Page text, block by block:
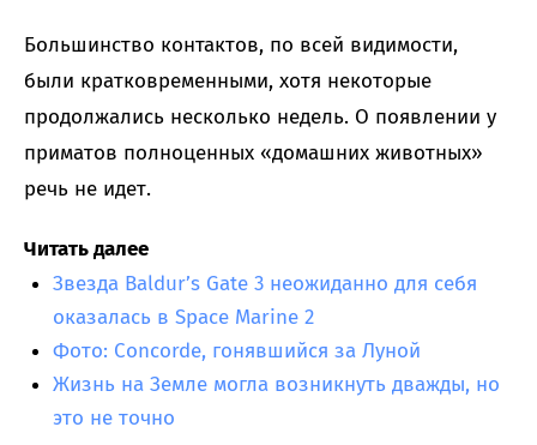
Большинство контактов, по всей видимости,
были кратковременными, хотя некоторые
продолжались несколько недель. О появлении у
приматов полноценных «домашних животных»
речь не идет.
Читать далее
Звезда Baldur’s Gate 3 неожиданно для себя
оказалась в Space Marine 2
Фото: Concorde, гонявшийся за Луной
Жизнь на Земле могла возникнуть дважды, но
это не точно